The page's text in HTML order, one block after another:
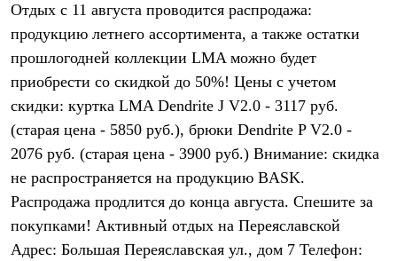
Штормовая одежда
Куртки
Софтшелл одежда
Куртки
Брюки
Флисовая одежда
Куртки
Брюки
Термобелье
Теплое термобелье
Среднее термобелье
Легкое термобелье
Лёгкая одежда
Отдых с 11 августа проводится распродажа:
продукцию летнего ассортимента, а также остатки
прошлогодней коллекции LMA можно будет
приобрести со скидкой до 50%! Цены с учетом
скидки: куртка LMA Dendrite J V2.0 - 3117 руб.
(старая цена - 5850 руб.), брюки Dendrite P V2.0 -
2076 руб. (старая цена - 3900 руб.) Внимание: скидка
не раcпространяется на продукцию BASK.
Распродажа продлится до конца августа. Спешите за
покупками! Активный отдых на Переяславской
Адрес: Большая Переяславская ул., дом 7 Телефон: